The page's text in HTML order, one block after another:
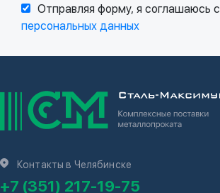
Отправляя форму, я соглашаюсь с
персональных данных
Контакты в Челябинске
+7 (351) 217-19-75